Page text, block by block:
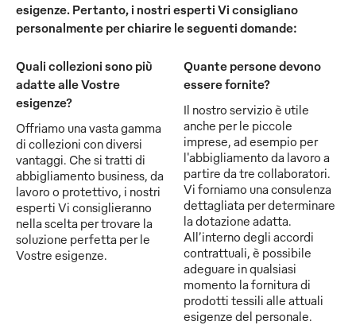
esigenze. Pertanto, i nostri esperti Vi consigliano
personalmente per chiarire le seguenti domande:
Quali collezioni sono più
adatte alle Vostre
esigenze?
Offriamo una vasta gamma
di collezioni con diversi
vantaggi. Che si tratti di
abbigliamento business, da
lavoro o protettivo, i nostri
esperti Vi consiglieranno
nella scelta per trovare la
soluzione perfetta per le
Vostre esigenze.
Quante persone devono
essere fornite?
Il nostro servizio è utile
anche per le piccole
imprese, ad esempio per
l'abbigliamento da lavoro a
partire da tre collaboratori.
Vi forniamo una consulenza
dettagliata per determinare
la dotazione adatta.
All’interno degli accordi
contrattuali, è possibile
adeguare in qualsiasi
momento la fornitura di
prodotti tessili alle attuali
esigenze del personale.